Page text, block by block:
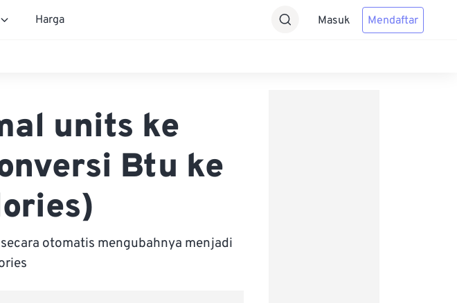
Harga Masuk Mendaftar
units ke
Btu ke
otomatis mengubahnya menjadi